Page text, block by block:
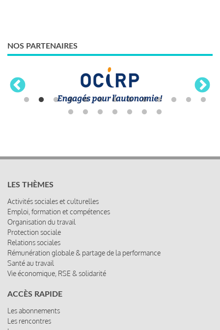
NOS PARTENAIRES
LES THÈMES
Activités sociales et culturelles
Emploi, formation et compétences
Organisation du travail
Protection sociale
Relations sociales
Rémunération globale & partage de la performance
Santé au travail
Vie économique, RSE & solidarité
ACCÈS RAPIDE
Les abonnements
Les rencontres